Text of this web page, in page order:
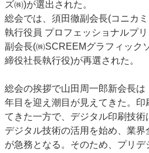
特集・デジタル印刷 アイデアで勝負！ ～多
JAPAN PACK 2023 特集
中古印刷機・製
特集・デジタル印刷 ～ 新成長軌道を描く
案内
運営
会社案内
購読・購入申し込み
お問い合わせ
ズ㈱)が選出された。
総会では、須田徹副会長(コニカ
執行役員 プロフェッショナルプ
副会長(㈱SCREEMグラフィック
締役社長執行役)が再選された。
総会の挨拶で山田周一郎新会長
年目を迎え潮目が見えてきた。印
てきた一方で、デジタル印刷技術
デジタル技術の活用を始め、業界
が急務となる。そのため、プリ